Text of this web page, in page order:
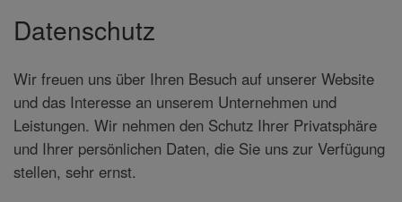
Datenschutz
Wir freuen uns über Ihren Besuch auf unserer Website
und das Interesse an unserem Unternehmen und
Leistungen. Wir nehmen den Schutz Ihrer Privatsphäre
und Ihrer persönlichen Daten, die Sie uns zur Verfügung
stellen, sehr ernst.